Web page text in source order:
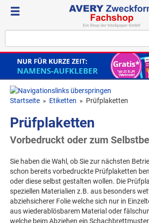
Startseite » Etiketten » Prüfplaketten
Prüfplaketten
Vorbedruckt oder zum
Sie haben die Wahl, ob Sie zur nächsten
schon bereits vorbedruckte Prüfplaketten
oder diese selbst gestalten wollen. Die
speziellen Materialien z.B. aus besonders
abziehsicherer Folie welche sich nur in
aus wiederablösbarem Material oder
welche beim Abziehen ein